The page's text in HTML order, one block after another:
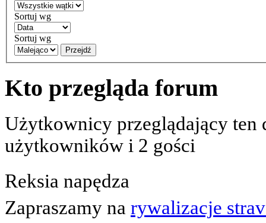
Sortuj wg
Sortuj wg
Przejdź
Kto przegląda forum
Użytkownicy przeglądający ten
użytkowników i 2 gości
Reksia napędza
Zapraszamy na rywalizacje